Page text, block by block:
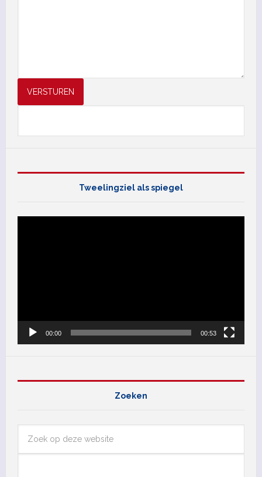
VERSTUREN
Tweelingziel als spiegel
00:00 00:53
Zoeken